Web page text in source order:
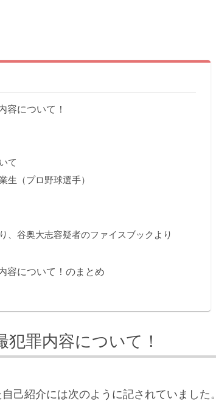
容について！
て
生（プロ野球選手）
、谷奥大志容疑者のファイスブックより
容について！のまとめ
罪内容について！
己紹介には次のように記されていました。